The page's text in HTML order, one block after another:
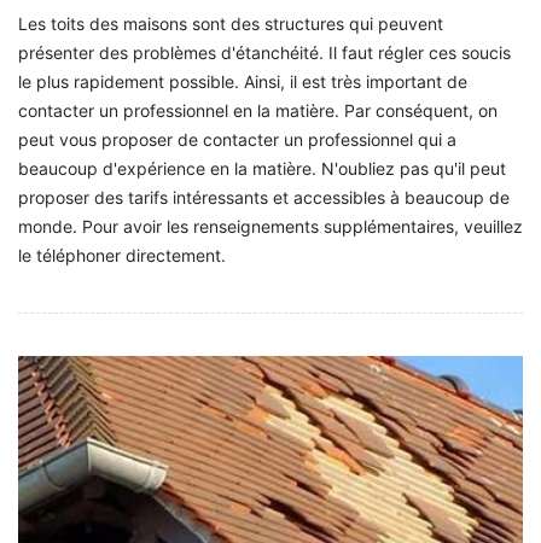
Les toits des maisons sont des structures qui peuvent
présenter des problèmes d'étanchéité. Il faut régler ces soucis
le plus rapidement possible. Ainsi, il est très important de
contacter un professionnel en la matière. Par conséquent, on
peut vous proposer de contacter un professionnel qui a
beaucoup d'expérience en la matière. N'oubliez pas qu'il peut
proposer des tarifs intéressants et accessibles à beaucoup de
monde. Pour avoir les renseignements supplémentaires, veuillez
le téléphoner directement.